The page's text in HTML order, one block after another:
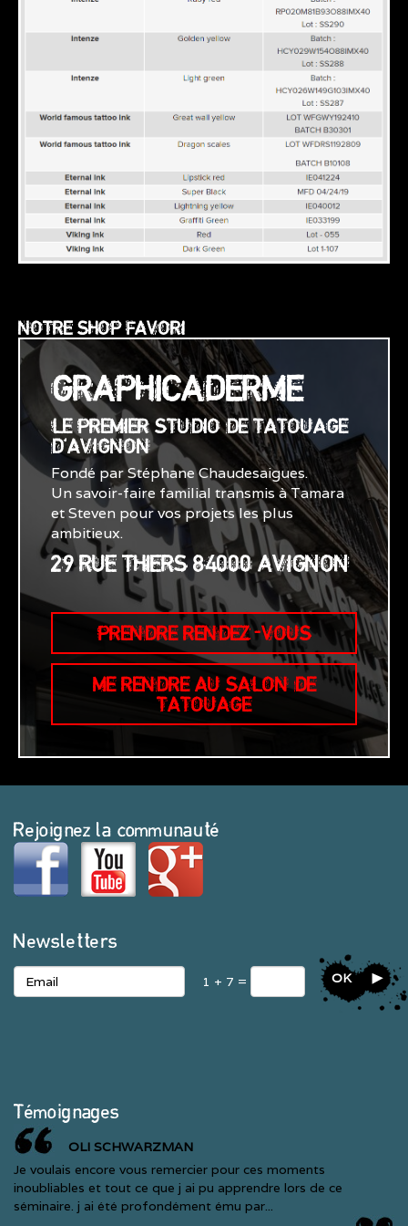
NOTRE SHOP FAVORI
GRAPHICADERME
LE PREMIER STUDIO DE TATOUAGE
D'AVIGNON
Fondé par Stéphane Chaudesaigues.
Un savoir-faire familial transmis à Tamara
et Steven pour vos projets les plus
ambitieux.
29 RUE THIERS 84000 AVIGNON
PRENDRE RENDEZ-VOUS
ME RENDRE AU SALON DE
TATOUAGE
Rejoignez la communauté
Newsletters
1 + 7 = OK
Témoignages
OLI SCHWARZMAN
Je voulais encore vous remercier pour ces moments
inoubliables et tout ce que j ai pu apprendre lors de ce
séminaire. j ai été profondément ému par...